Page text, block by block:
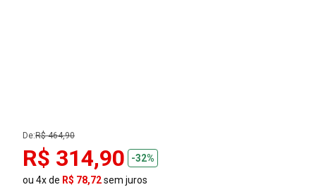
De:R$ 464,90
R$ 314,90
-32%
ou 4x de R$ 78,72sem juros